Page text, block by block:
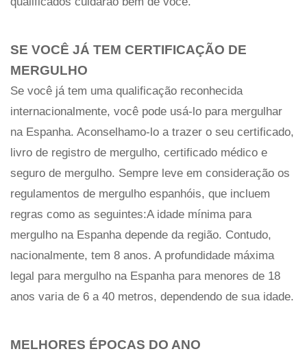
SE VOCÊ JÁ TEM CERTIFICAÇÃO DE
MERGULHO
Se você já tem uma qualificação reconhecida
internacionalmente, você pode usá-lo para mergulhar
na Espanha. Aconselhamo-lo a trazer o seu certificado,
livro de registro de mergulho, certificado médico e
seguro de mergulho. Sempre leve em consideração os
regulamentos de mergulho espanhóis, que incluem
regras como as seguintes:A idade mínima para
mergulho na Espanha depende da região. Contudo,
nacionalmente, tem 8 anos. A profundidade máxima
legal para mergulho na Espanha para menores de 18
anos varia de 6 a 40 metros, dependendo de sua idade.
MELHORES ÉPOCAS DO ANO